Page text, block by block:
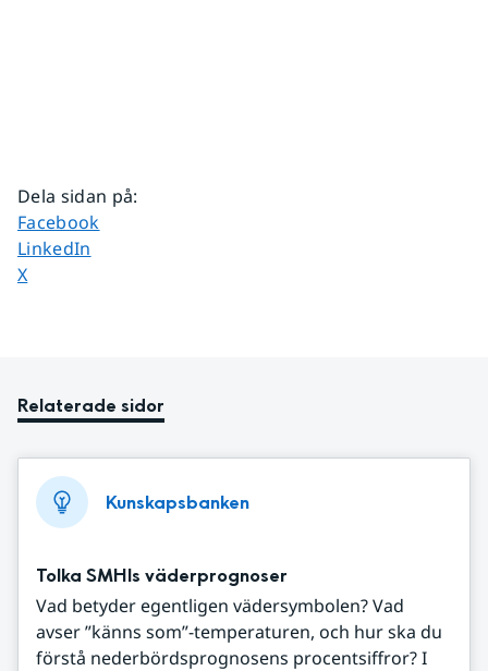
Dela sidan på:
Dela sidan på
Facebook
Dela sidan på
LinkedIn
Dela sidan på
X
Relaterade sidor
Kunskapsbanken
Tolka SMHIs väderprognoser
Vad betyder egentligen vädersymbolen? Vad
avser ”känns som”-temperaturen, och hur ska du
förstå nederbördsprognosens procentsiffror? I